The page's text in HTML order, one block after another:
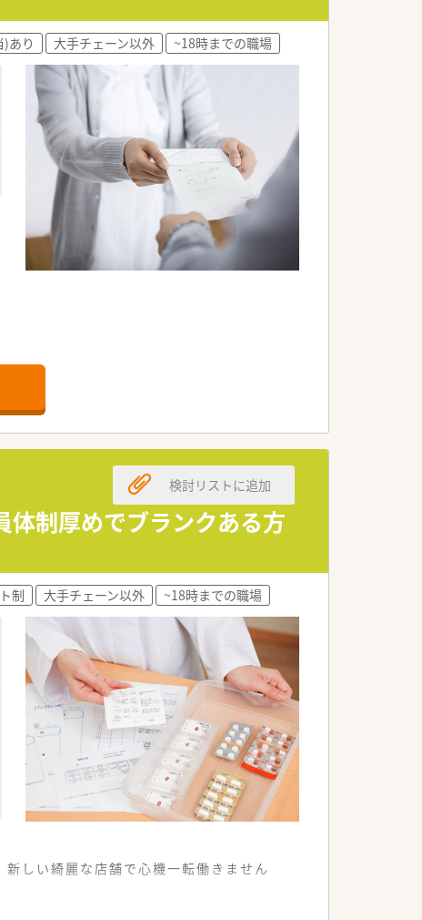
あり 大手チェーン以外 ~18時までの職場
体制厚めでブランクある方
検討リストに追加
制 大手チェーン以外 ~18時までの職場
しい綺麗な店舗で心機一転働きません